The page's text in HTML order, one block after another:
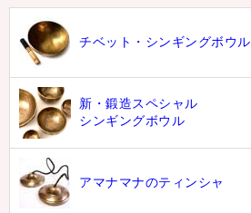
チベット・シンギングボウル
新・鍛造スペシャル
シンギングボウル
アマナマナのティンシャ